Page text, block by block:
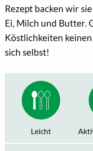
Rezept backen wir
Ei, Milch und Butter.
Köstlichkeiten
sich selbst!
Leicht